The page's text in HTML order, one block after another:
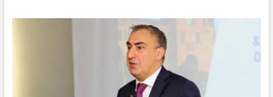
ситуацию